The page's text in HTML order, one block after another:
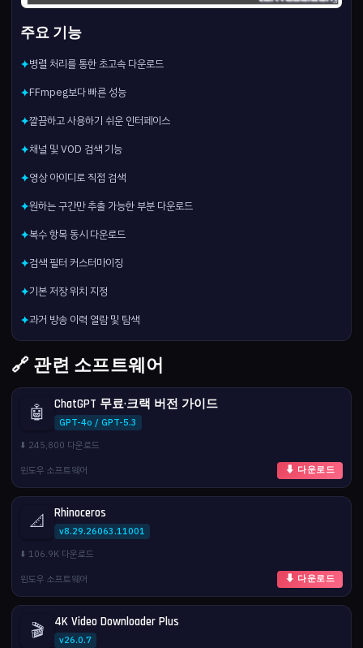
주요 기능
✦병렬 처리를 통한 초고속 다운로드
✦FFmpeg보다 빠른 성능
✦깔끔하고 사용하기 쉬운 인터페이스
✦채널 및 VOD 검색 기능
✦영상 아이디로 직접 검색
✦원하는 구간만 추출 가능한 부분 다운로드
✦복수 항목 동시 다운로드
✦검색 필터 커스터마이징
✦기본 저장 위치 지정
✦과거 방송 이력 열람 및 탐색
🔗 관련 소프트웨어
🤖 ChatGPT 무료·크랙 버전 가이드
GPT-4o / GPT-5.3
⬇️ 245,800 다운로드
윈도우 소프트웨어
⬇ 다운로드
📐 Rhinoceros
v8.29.26063.11001
⬇️ 106.9K 다운로드
윈도우 소프트웨어
⬇ 다운로드
🎬 4K Video Downloader Plus
v26.0.7